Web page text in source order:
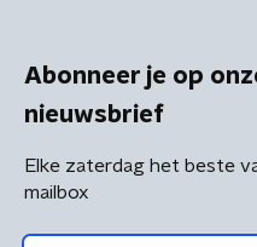
Abonneer je op
nieuwsbrief
Elke zaterdag het beste
mailbox